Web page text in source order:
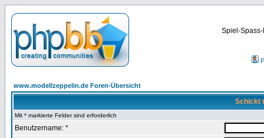
Spiel-
www.modellzeppelin.de Foren-Übersicht
Schickt
Mit * markierte Felder sind erforderlich
Benutzername: *